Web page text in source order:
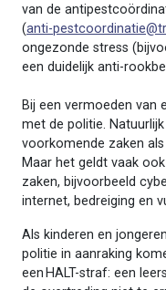
van de
(anti-
ongezonde stress
een duidelijk anti-
Bij een vermoeden van
met de politie.
voorkomende zaken
Maar het geldt vaak
zaken, bijvoorbeeld
internet, bedreiging en
Als kinderen en
politie in aanraking
een HALT-straf: een